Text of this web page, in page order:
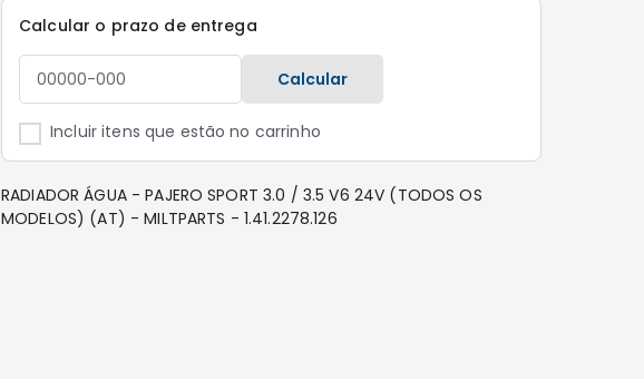
Calcular o prazo de entrega
Calcular
Incluir itens que estão no carrinho
RADIADOR ÁGUA - PAJERO SPORT 3.0 / 3.5 V6 24V (TODOS OS
MODELOS) (AT) - MILTPARTS - 1.41.2278.126